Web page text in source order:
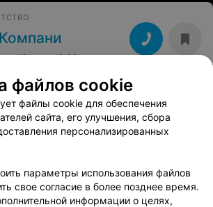
19 до 19:00
участников:30 чел.
Зона отдыха Мангалы, шампуры
одной игры (Лаз-г, Пей-л, Стр-л):От 1
файлов cookie
файлы cookie для обеспечения
сайта, его улучшения, сбора
персонализированных
параметры использования файлов
свое согласие в более позднее время.
информации о целях,